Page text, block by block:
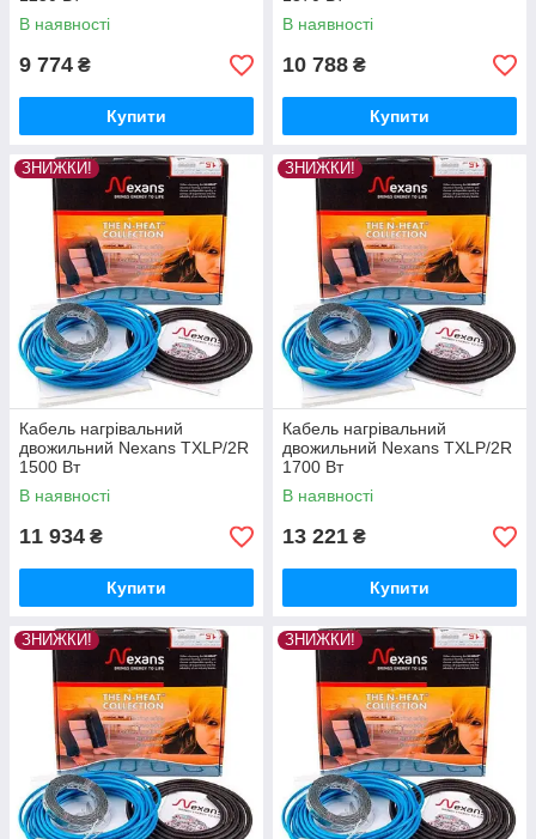
В наявності
9 774 ₴
Купити
В наявності
10 788 ₴
Купити
ЗНИЖКИ!
Кабель нагрівальний
двожильний Nexans TXLP/2R
1500 Вт
В наявності
11 934 ₴
Купити
ЗНИЖКИ!
Кабель нагрівальний
двожильний Nexans TXLP/2R
1700 Вт
В наявності
13 221 ₴
Купити
ЗНИЖКИ! ЗНИЖКИ!